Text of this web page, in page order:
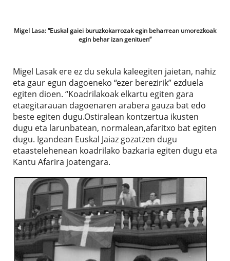
Migel Lasa: “Euskal gaiei buruzkokarrozak egin beharrean umorezkoak
egin behar izan genituen”
Migel Lasak ere ez du sekula kaleegiten jaietan, nahiz
eta gaur egun dagoeneko “ezer berezirik” ezduela
egiten dioen. “Koadrilakoak elkartu egiten gara
etaegitarauan dagoenaren arabera gauza bat edo
beste egiten dugu.Ostiralean kontzertua ikusten
dugu eta larunbatean, normalean,afaritxo bat egiten
dugu. Igandean Euskal Jaiaz gozatzen dugu
etaastelehenean koadrilako bazkaria egiten dugu eta
Kantu Afarira joatengara.